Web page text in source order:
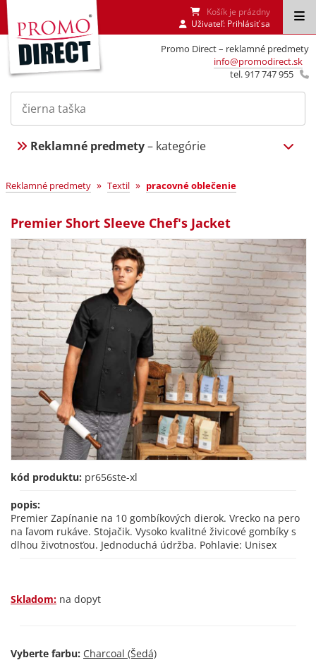
Promo Direct – reklamné predmety
info@promodirect.sk
tel. 917 747 955
Košík je prázdny
Uživateľ: Prihlásiť sa
Reklamné predmety– kategórie
Reklamné predmety » Textil » pracovné oblečenie
Premier Short Sleeve Chef's Jacket
kód produktu: pr656ste-xl
popis:
Premier Zapínanie na 10 gombíkových dierok. Vrecko na pero
na ľavom rukáve. Stojačik. Vysoko kvalitné živicové gombíky s
dlhou životnosťou. Jednoduchá údržba. Pohlavie: Unisex
Skladom: na dopyt
Vyberte farbu: